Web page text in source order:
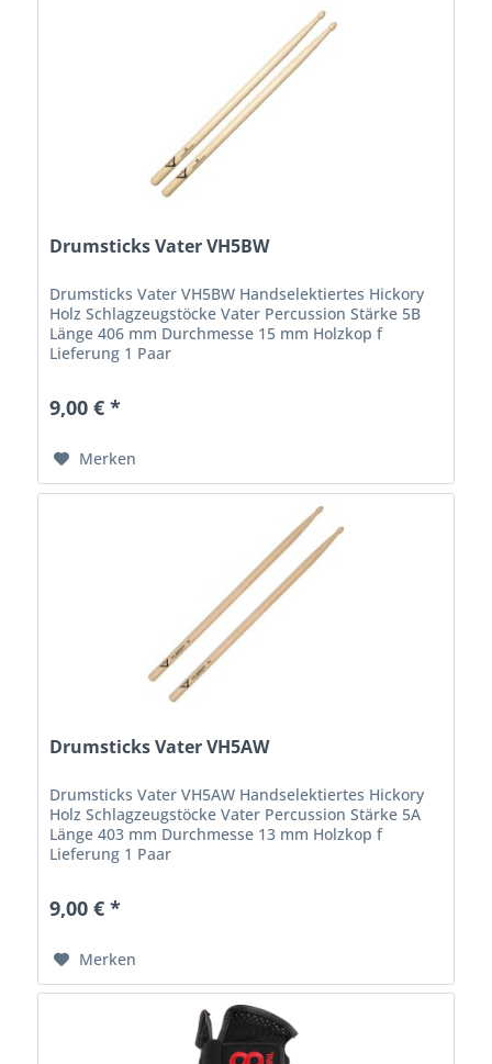
Drumsticks Vater VH5BW
Drumsticks Vater VH5BW Handselektiertes Hickory
Holz Schlagzeugstöcke Vater Percussion Stärke 5B
Länge 406 mm Durchmesse 15 mm Holzkop f
Lieferung 1 Paar
9,00 € *
Merken
Drumsticks Vater VH5AW
Drumsticks Vater VH5AW Handselektiertes Hickory
Holz Schlagzeugstöcke Vater Percussion Stärke 5A
Länge 403 mm Durchmesse 13 mm Holzkop f
Lieferung 1 Paar
9,00 € *
Merken